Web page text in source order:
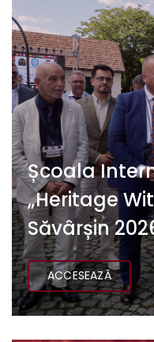
Școala
„Heritage
Săvârșin
ACCESEAZĂ